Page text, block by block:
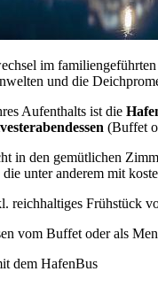
im familiengeführten
und die
Aufenthalts ist die
(Buffet
in den gemütlichen
unter anderem mit
reichhaltiges Frühstück
vom Buffet oder als
dem HafenBus